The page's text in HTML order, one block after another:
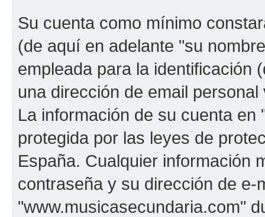
Su cuenta como mínimo
(de aquí en adelante "su
empleada para la identificación
una dirección de email
La información de su cuenta
protegida por las leyes de
España. Cualquier información
contraseña y su dirección de e-
"www.musicasecundaria.com"